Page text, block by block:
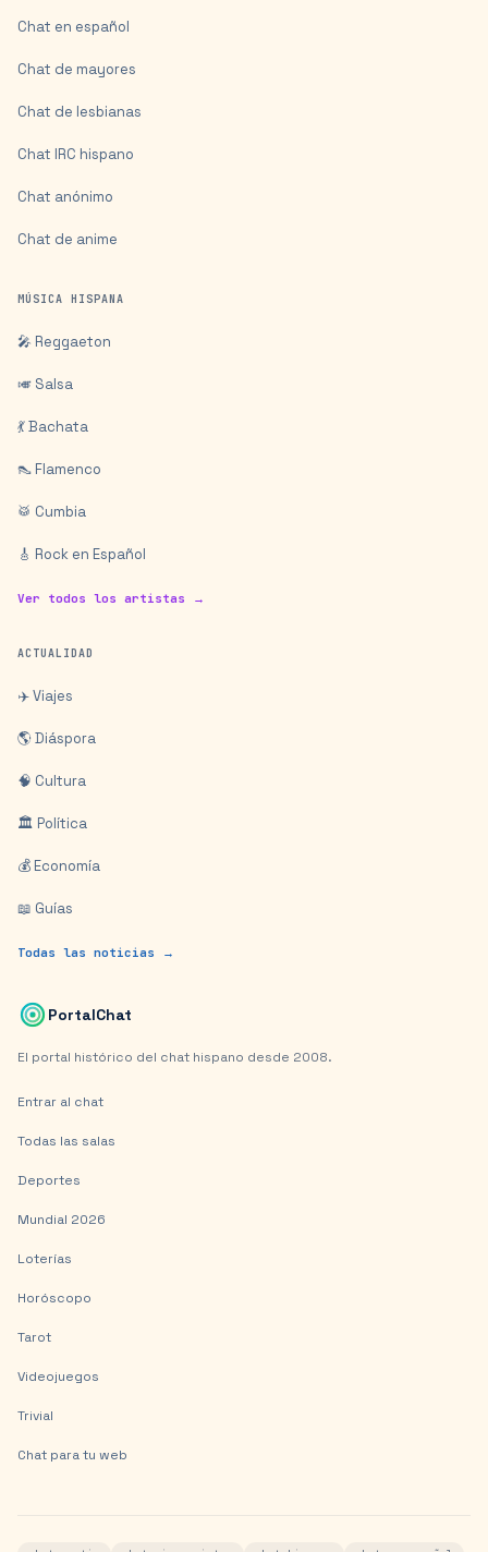
Chat en español
Chat de mayores
Chat de lesbianas
Chat IRC hispano
Chat anónimo
Chat de anime
MÚSICA HISPANA
🎤 Reggaeton
🎺 Salsa
💃 Bachata
👠 Flamenco
🥁 Cumbia
🎸 Rock en Español
Ver todos los artistas →
ACTUALIDAD
✈️ Viajes
🌎 Diáspora
🧠 Cultura
🏛️ Política
💰 Economía
📖 Guías
Todas las noticias →
PortalChat
El portal histórico del chat hispano desde 2008.
Entrar al chat
Todas las salas
Deportes
Mundial 2026
Loterías
Horóscopo
Tarot
Videojuegos
Trivial
Chat para tu web